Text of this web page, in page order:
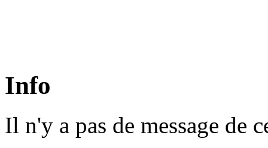
Info
Il n'y a pas de message de